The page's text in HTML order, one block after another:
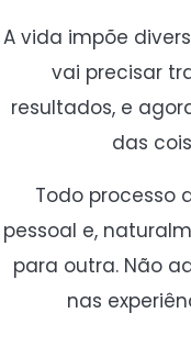
A vida impõe
vai precisar
resultados, e
das
Todo processo
pessoal e,
para outra. Não
nas